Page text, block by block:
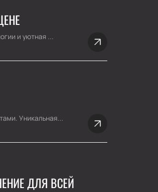
и уютная ...
Уникальная...
ДЛЯ ВСЕЙ